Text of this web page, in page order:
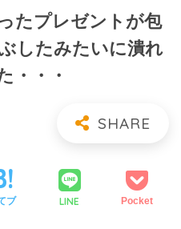
たプレゼントが包
したみたいに潰れ
・・・
ブ LINE Pocket